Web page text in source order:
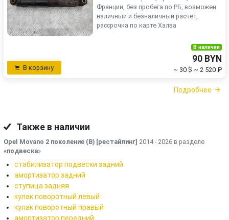
Франции, без пробега по РБ, возможен
наличный и безналичный расчёт,
рассрочка по карте Халва
В корзину
В наличии
90 BYN
~ 30 $ ~ 2 520 ₽
Подробнее
Также в наличии
Opel Movano 2 поколение (B) [рестайлинг] 2014 - 2026 в разделе
«подвеска»
стабилизатор подвески задний
амортизатор задний
ступица задняя
кулак поворотный левый
кулак поворотный правый
амортизатор передний